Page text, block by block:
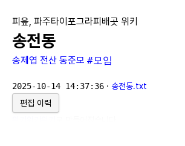
피읖, 파주타이포그라피배곳 위키
송전동
송제엽 전산 동준모 #모임
2025-10-14 14:37:36 · 송전동.txt
편집 이력